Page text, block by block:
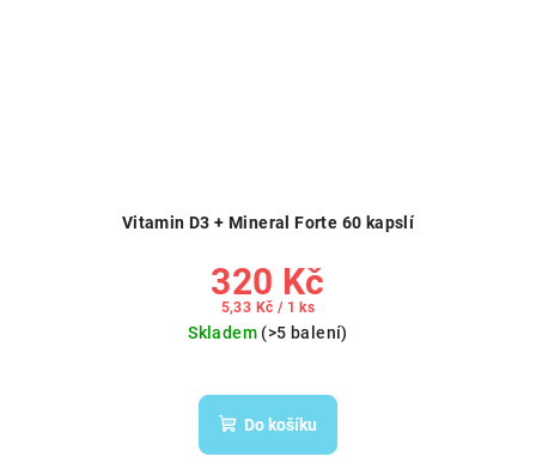
Vitamin D3 + Mineral Forte 60 kapslí
320 Kč
Měrná
5,33 Kč / 1 ks
Skladem (>5 balení)
Do košíku